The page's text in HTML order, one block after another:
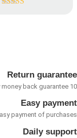
Return
Easy
Easy payment of
Daily